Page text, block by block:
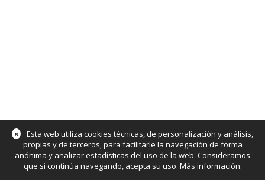
×
Esta web utiliza cookies técnicas, de personalización y análisis,
propias y de terceros, para facilitarle la navegación de forma
anónima y analizar estadísticas del uso de la web. Consideramos
que si continúa navegando, acepta su uso. Más información.